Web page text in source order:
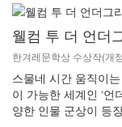
웰컴 투 더 언더
한겨레문학상 수상작(개
스물네 시간 움직이
이 가능한 세계인 ‘언
양한 인물 군상이 등